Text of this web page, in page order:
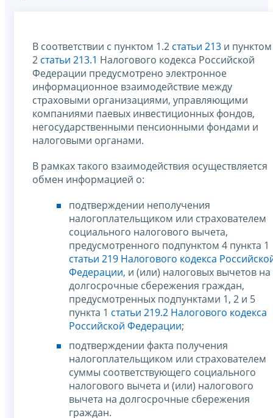
В соответствии с пунктом 1.2 статьи 213 и пунктом
2 статьи 213.1 Налогового кодекса Российской
Федерации предусмотрено электронное
информационное взаимодействие между
страховыми организациями, управляющими
компаниями паевых инвестиционных фондов,
негосударственными пенсионными фондами и
налоговыми органами.
В рамках такого взаимодействия осуществляется
обмен информацией о:
подтверждении неполучения
налогоплательщиком или страхователем
социального налогового вычета,
предусмотренного подпунктом 4 пункта 1
статьи 219 Налогового кодекса
Федерации, и (или) налоговых вычетов на
долгосрочные сбережения граждан,
предусмотренных подпунктами 1, 2 и 5
пункта 1 статьи 219.2 Налогового кодекса
Российской Федерации;
подтверждении факта получения
налогоплательщиком или страхователем
суммы соответствующего социального
налогового вычета и (или) налогового
вычета на долгосрочные сбережения
граждан.